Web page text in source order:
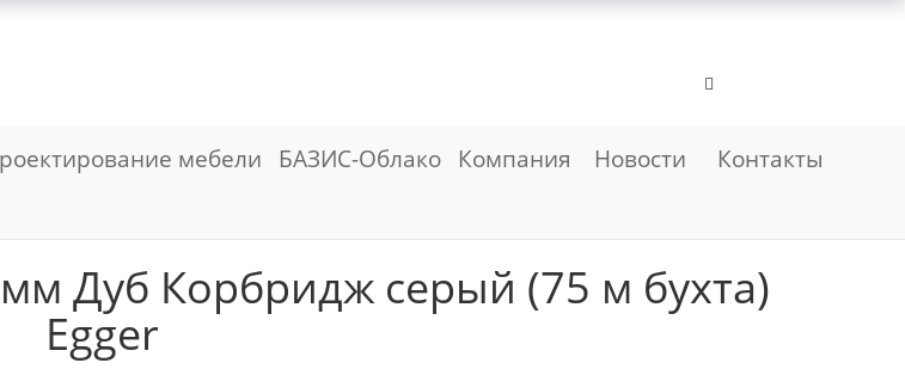
мебели БАЗИС-Облако Компания Новости Контакты
Дуб Корбридж серый (75 м бухта)
Egger